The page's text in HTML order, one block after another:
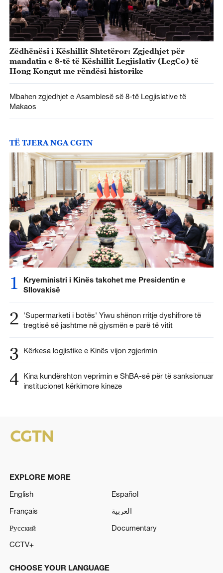
Zëdhënësi i Këshillit Shtetëror: Zgjedhjet për
mandatin e 8-të të Këshillit Legjislativ (LegCo) të
Hong Kongut me rëndësi historike
Mbahen zgjedhjet e Asamblesë së 8-të Legjislative të
Makaos
TË TJERA NGA CGTN
1
Kryeministri i Kinës takohet me Presidentin e
Sllovakisë
2
'Supermarketi i botës' Yiwu shënon rritje dyshifrore të
tregtisë së jashtme në gjysmën e parë të vitit
3 Kërkesa logjistike e Kinës vijon zgjerimin
4 Kina kundërshton veprimin e ShBA-së për të sanksionuar
institucionet kërkimore kineze
EXPLORE MORE
English
Español
Français
العربية
Русский
Documentary
CCTV+
CHOOSE YOUR LANGUAGE